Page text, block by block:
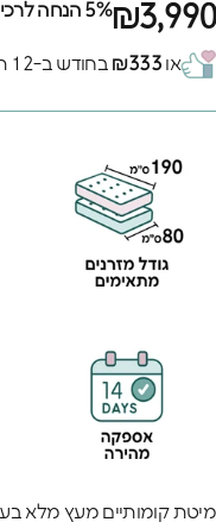
₪3,9905% הנחה לרכישה הראשונה,
או₪333 בחודש ב-12 תשלומים, ללא ריבית
מיטת קומותיים מעץ מלא